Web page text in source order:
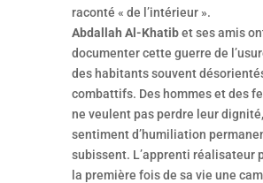
raconté « de l’intérieur ».
Abdallah Al-Khatibet ses amis
documenter cette guerre de
des habitants souvent
combattifs. Des hommes et des
ne veulent pas perdre leur
sentiment d’humiliation
subissent. L’apprenti réalisateur
la première fois de sa vie une